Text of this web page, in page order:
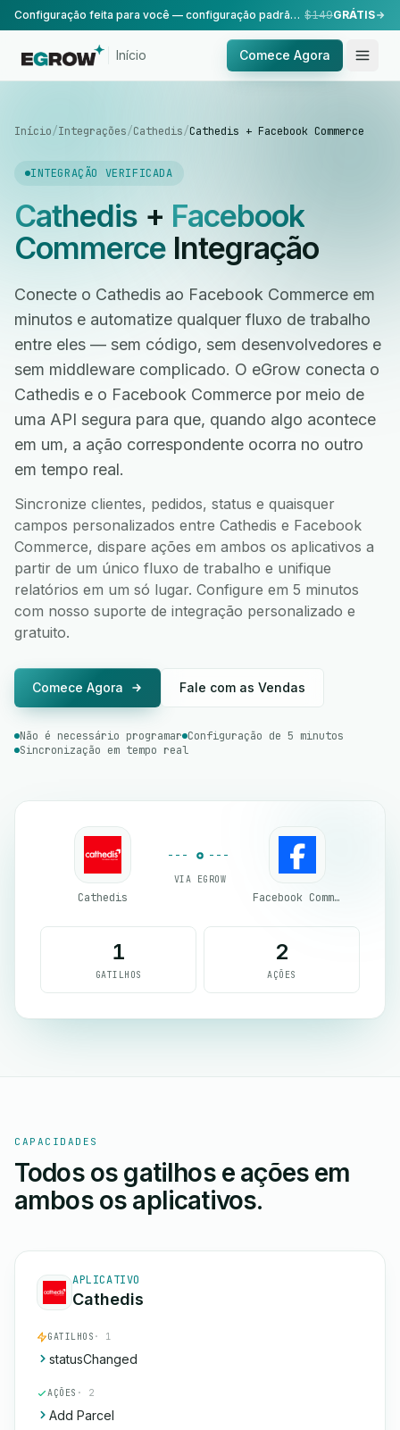
Configuração feita para você — configuração padrão, realizada pela nossa equipe. $149GRÁTIS
Início Comece Agora
Início/Integrações/Cathedis/Cathedis + Facebook Commerce
INTEGRAÇÃO VERIFICADA
Cathedis+ Facebook
CommerceIntegração
Conecte o Cathedis ao Facebook Commerce em
minutos e automatize qualquer fluxo de trabalho
entre eles — sem código, sem desenvolvedores e
sem middleware complicado. O eGrow conecta o
Cathedis e o Facebook Commerce por meio de
uma API segura para que, quando algo acontece
em um, a ação correspondente ocorra no outro
em tempo real.
Sincronize clientes, pedidos, status e quaisquer
campos personalizados entre Cathedis e Facebook
Commerce, dispare ações em ambos os aplicativos a
partir de um único fluxo de trabalho e unifique
relatórios em um só lugar. Configure em 5 minutos
com nosso suporte de integração personalizado e
gratuito.
Comece Agora Fale com as Vendas
Não é necessário programar Configuração de 5 minutos
Sincronização em tempo real
Cathedis
VIA EGROW
Facebook Commerce
1
GATILHOS
2
AÇÕES
CAPACIDADES
Todos os gatilhos e ações em
ambos os aplicativos.
APLICATIVO
Cathedis
GATILHOS · 1
statusChanged
AÇÕES · 2
Add Parcel